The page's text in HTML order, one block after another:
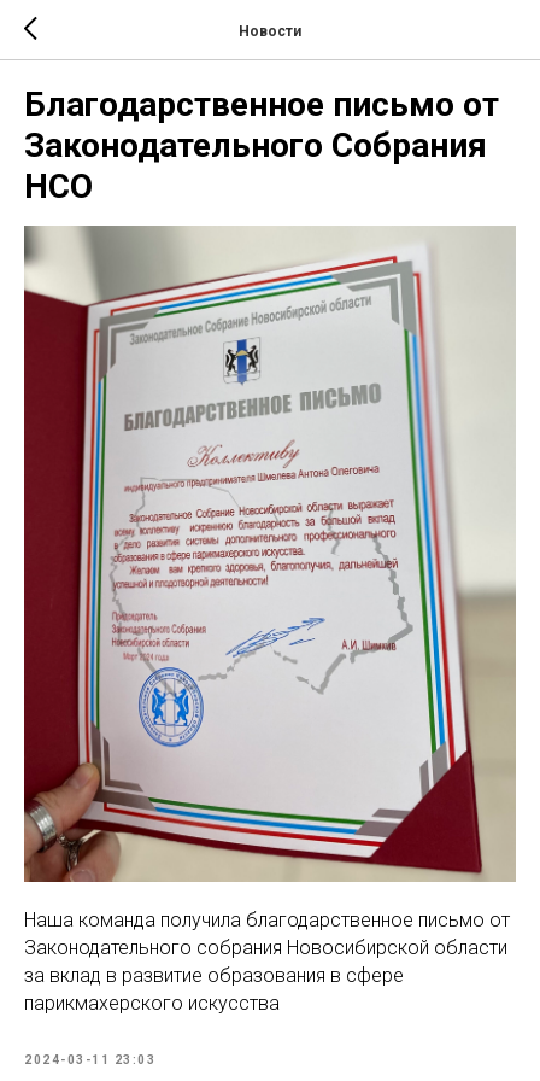
Новости
Благодарственное письмо от
Законодательного Собрания
НСО
Наша команда получила благодарственное письмо от
Законодательного собрания Новосибирской области
за вклад в развитие образования в сфере
парикмахерского искусства
2024-03-11 23:03